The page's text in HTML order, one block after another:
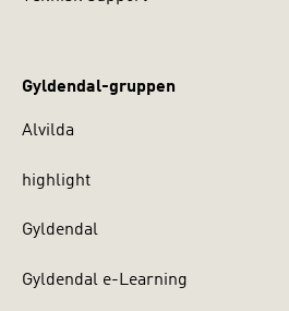
Gyldendal-gruppen
Alvilda
highlight
Gyldendal
Gyldendal e-Learning